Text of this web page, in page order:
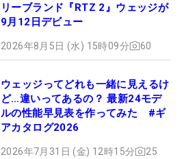
リーブランド『RTZ 2』ウェッジが
9月12日デビュー
2026年8月5日 (水) 15時09分 60
ウェッジってどれも一緒に見えるけ
ど…違いってあるの？ 最新24モデ
ルの性能早見表を作ってみた #ギ
アカタログ2026
2026年7月31日 (金) 12時15分 25